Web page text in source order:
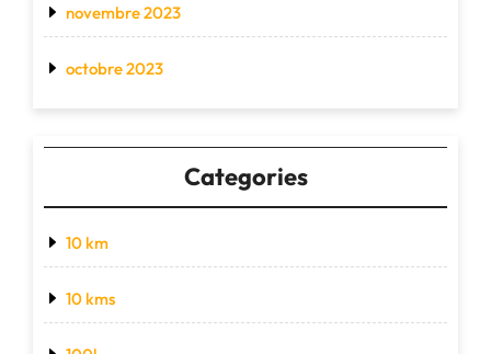
novembre 2023
octobre 2023
Categories
10 km
10 kms